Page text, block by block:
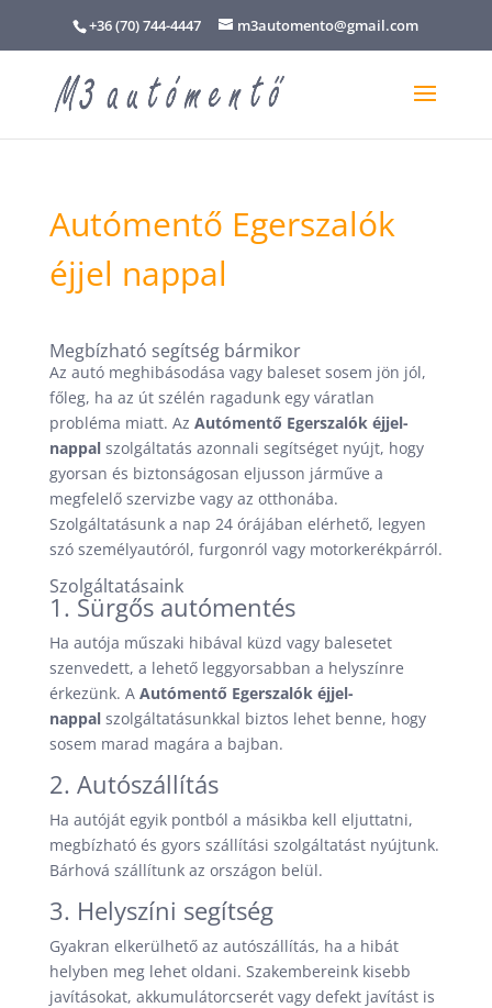
+36 (70) 744-4447 m3automento@gmail.com
Autómentő Egerszalók
éjjel nappal
Megbízható segítség bármikor
Az autó meghibásodása vagy baleset sosem jön jól,
főleg, ha az út szélén ragadunk egy váratlan
probléma miatt. Az Autómentő Egerszalók éjjel-
nappalszolgáltatás azonnali segítséget nyújt, hogy
gyorsan és biztonságosan eljusson járműve a
megfelelő szervizbe vagy az otthonába.
Szolgáltatásunk a nap 24 órájában elérhető, legyen
szó személyautóról, furgonról vagy motorkerékpárról.
Szolgáltatásaink
1. Sürgős autómentés
Ha autója műszaki hibával küzd vagy balesetet
szenvedett, a lehető leggyorsabban a helyszínre
érkezünk. A Autómentő Egerszalók éjjel-
nappalszolgáltatásunkkal biztos lehet benne, hogy
sosem marad magára a bajban.
2. Autószállítás
Ha autóját egyik pontból a másikba kell eljuttatni,
megbízható és gyors szállítási szolgáltatást nyújtunk.
Bárhová szállítunk az országon belül.
3. Helyszíni segítség
Gyakran elkerülhető az autószállítás, ha a hibát
helyben meg lehet oldani. Szakembereink kisebb
javításokat, akkumulátorcserét vagy defekt javítást is